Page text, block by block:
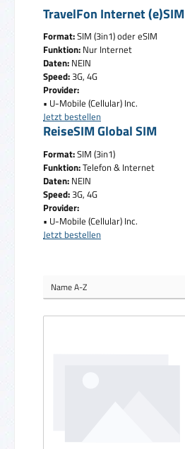
TravelFon Internet (e)SIM
Format:SIM (3in1) oder eSIM
Funktion: Nur Internet
Daten: NEIN
Speed:3G, 4G
Provider:
• U-Mobile (Cellular) Inc.
Jetzt bestellen
ReiseSIM Global SIM
Format:SIM (3in1)
Funktion:Telefon & Internet
Daten: NEIN
Speed:3G, 4G
Provider:
• U-Mobile (Cellular) Inc.
Jetzt bestellen